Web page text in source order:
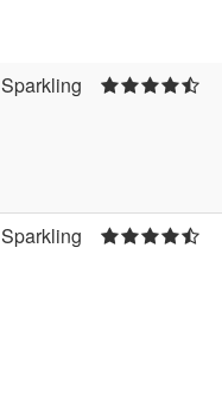
Sparkling
Sparkling